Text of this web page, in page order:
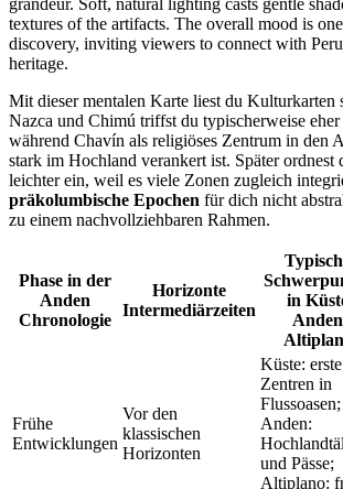
Mit dieser mentalen Karte liest du Kulturkarten
Nazca und Chimú triffst du typischerweise eher
während Chavín als religiöses Zentrum in den
stark im Hochland verankert ist. Später ordnest
leichter ein, weil es viele Zonen zugleich
präkolumbische Epochen für dich nicht
zu einem nachvollziehbaren Rahmen.
Phase in der
Anden
Chronologie
Horizonte
Intermediärzeiten
in
Anden
Frühe
Entwicklungen
Vor den
klassischen
Horizonten
Küste: erste
Zentren in
Flussoasen;
Anden:
und Pässe;
Altiplano: